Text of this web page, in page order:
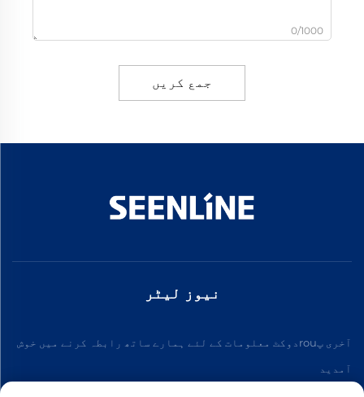
0/1000
جمع کریں
نیوز لیٹر
آخری پrouدوکٹ معلومات کے لئے ہمارے ساتھ رابطہ کرنے میں خوش
آمدید